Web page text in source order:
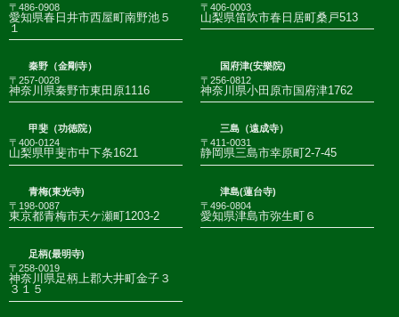
〒486-0908
愛知県春日井市西屋町南野池５
１
〒406-0003
山梨県笛吹市春日居町桑戸513
秦野（金剛寺）
〒257-0028
神奈川県秦野市東田原1116
国府津(安樂院)
〒256-0812
神奈川県小田原市国府津1762
甲斐（功徳院）
〒400-0124
山梨県甲斐市中下条1621
三島（遠成寺）
〒411-0031
静岡県三島市幸原町2-7-45
青梅(東光寺)
〒198-0087
東京都青梅市天ケ瀬町1203-2
津島(蓮台寺)
〒496-0804
愛知県津島市弥生町６
足柄(最明寺)
〒258-0019
神奈川県足柄上郡大井町金子３
３１５